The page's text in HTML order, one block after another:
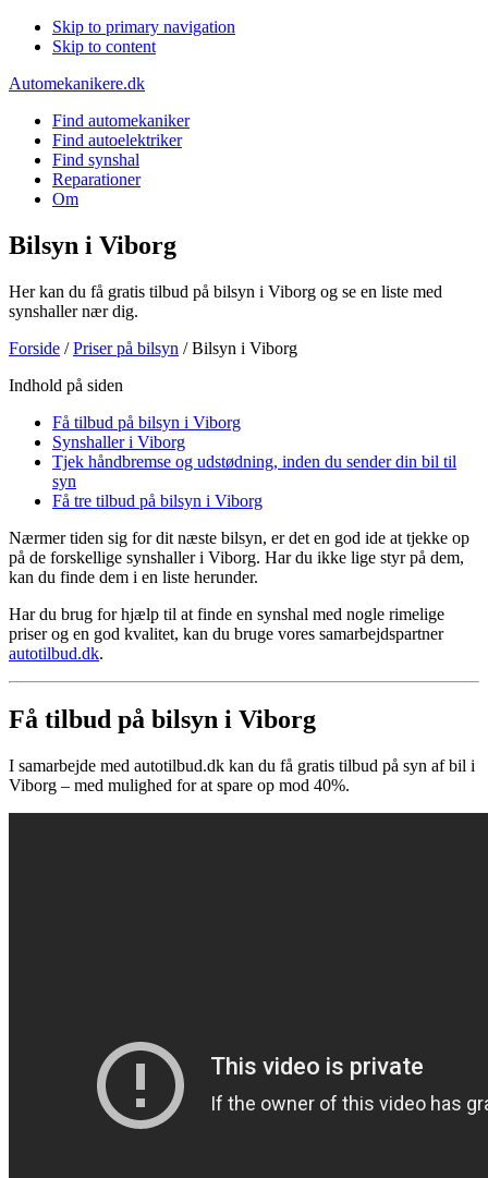
Skip to primary navigation
Skip to content
Automekanikere.dk
Find automekaniker
Find autoelektriker
Find synshal
Reparationer
Om
Bilsyn i Viborg
Her kan du få gratis tilbud på bilsyn i Viborg og se en liste med
synshaller nær dig.
Forside / Priser på bilsyn /Bilsyn i Viborg
Indhold på siden
Få tilbud på bilsyn i Viborg
Synshaller i Viborg
Tjek håndbremse og udstødning, inden du sender din bil til
syn
Få tre tilbud på bilsyn i Viborg
Nærmer tiden sig for dit næste bilsyn, er det en god ide at tjekke op
på de forskellige synshaller i Viborg. Har du ikke lige styr på dem,
kan du finde dem i en liste herunder.
Har du brug for hjælp til at finde en synshal med nogle rimelige
priser og en god kvalitet, kan du bruge vores samarbejdspartner
autotilbud.dk.
Få tilbud på bilsyn i Viborg
I samarbejde med autotilbud.dk kan du få gratis tilbud på syn af bil i
Viborg – med mulighed for at spare op mod 40%.